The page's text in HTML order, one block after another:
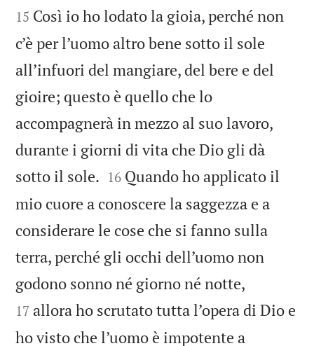
15 Così io ho lodato la gioia, perché non
c’è per l’uomo altro bene sotto il sole
all’infuori del mangiare, del bere e del
gioire; questo è quello che lo
accompagnerà in mezzo al suo lavoro,
durante i giorni di vita che Dio gli dà
sotto il sole. 

16 Quando ho applicato il
mio cuore a conoscere la saggezza e a
considerare le cose che si fanno sulla
terra, perché gli occhi dell’uomo non
godono sonno né giorno né notte,
17 allora ho scrutato tutta l’opera di Dio e
ho visto che l’uomo è impotente a